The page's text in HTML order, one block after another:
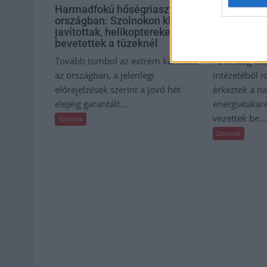
Harmadfokú hőségriasztás az
országban: Szolnokon klímát
javítottak, helikoptereket is
bevetettek a tüzeknél
Tovább tombol az extrém kánikula
az országban, a jelenlegi
előrejelzések szerint a jövő hét
elejéig garantált...
Szolnok
A
– ilyen
Az ország
intézetéből
érkeztek a
vezettek be...
Szolnok